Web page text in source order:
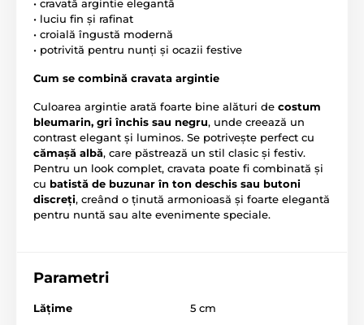
• cravată argintie elegantă
• luciu fin și rafinat
• croială îngustă modernă
• potrivită pentru nunți și ocazii festive
Cum se combină cravata argintie
Culoarea argintie arată foarte bine alături de costum
bleumarin, gri închis sau negru, unde creează un
contrast elegant și luminos. Se potrivește perfect cu
cămașă albă, care păstrează un stil clasic și festiv.
Pentru un look complet, cravata poate fi combinată și
cu batistă de buzunar în ton deschis sau butoni
discreți, creând o ținută armonioasă și foarte elegantă
pentru nuntă sau alte evenimente speciale.
Parametri
Lăţime 5 cm